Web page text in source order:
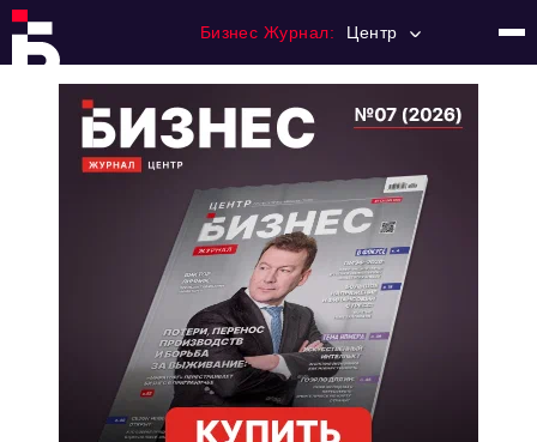
Бизнес Журнал: Центр
Регулирование
Премия "Тульский Бизнес"